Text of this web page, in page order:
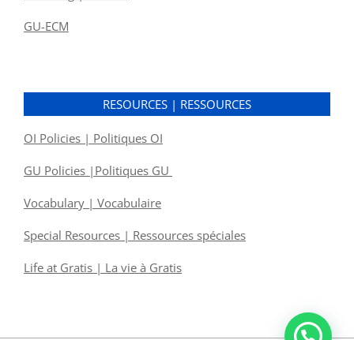
GU-ECM
RESOURCES | RESSOURCES
OI Policies | Politiques OI
GU Policies |Politiques GU
Vocabulary | Vocabulaire
Special Resources | Ressources spéciales
Life at Gratis | La vie à Gratis